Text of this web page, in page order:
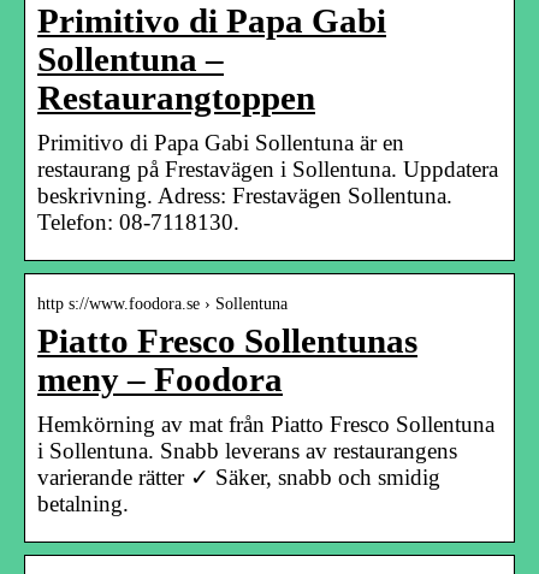
Primitivo di Papa Gabi
Sollentuna –
Restaurangtoppen
Primitivo di Papa Gabi Sollentuna är en
restaurang på Frestavägen i Sollentuna. Uppdatera
beskrivning. Adress: Frestavägen Sollentuna.
Telefon: 08-7118130.
http s://www.foodora.se › Sollentuna
Piatto Fresco Sollentunas
meny – Foodora
Hemkörning av mat från Piatto Fresco Sollentuna
i Sollentuna. Snabb leverans av restaurangens
varierande rätter ✓ Säker, snabb och smidig
betalning.